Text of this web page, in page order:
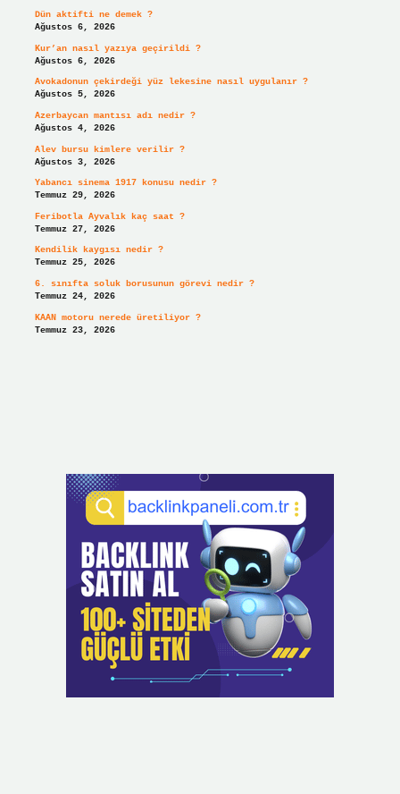
Dün aktifti ne demek ?
Ağustos 6, 2026
Kur’an nasıl yazıya geçirildi ?
Ağustos 6, 2026
Avokadonun çekirdeği yüz lekesine nasıl uygulanır ?
Ağustos 5, 2026
Azerbaycan mantısı adı nedir ?
Ağustos 4, 2026
Alev bursu kimlere verilir ?
Ağustos 3, 2026
Yabancı sinema 1917 konusu nedir ?
Temmuz 29, 2026
Feribotla Ayvalık kaç saat ?
Temmuz 27, 2026
Kendilik kaygısı nedir ?
Temmuz 25, 2026
6. sınıfta soluk borusunun görevi nedir ?
Temmuz 24, 2026
KAAN motoru nerede üretiliyor ?
Temmuz 23, 2026